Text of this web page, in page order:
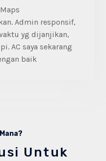
Admin responsif,
yg dijanjikan,
AC saya sekarang
baik
Untuk